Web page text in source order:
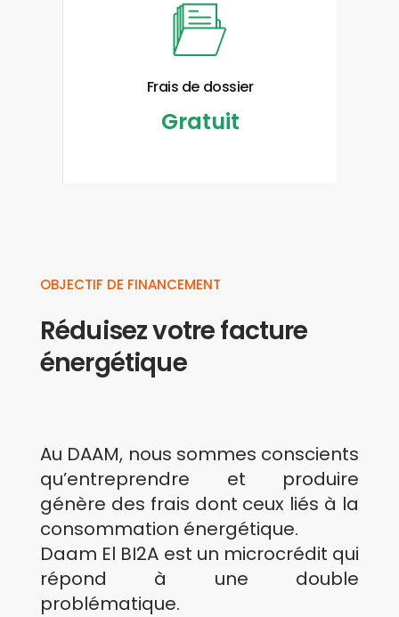
Frais de dossier
Gratuit
OBJECTIF DE FINANCEMENT
Réduisez votre facture
énergétique
Au DAAM, nous sommes conscients
qu’entreprendre et produire
génère des frais dont ceux liés à la
consommation énergétique.
Daam El BI2A est un microcrédit qui
répond à une double
problématique.